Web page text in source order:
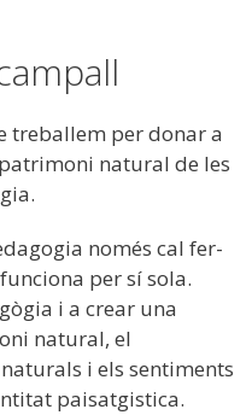
treballem per donar a
natural de les
només cal fer-
per sí sola.
i a crear una
natural, el
i els sentiments
paisatgistica.